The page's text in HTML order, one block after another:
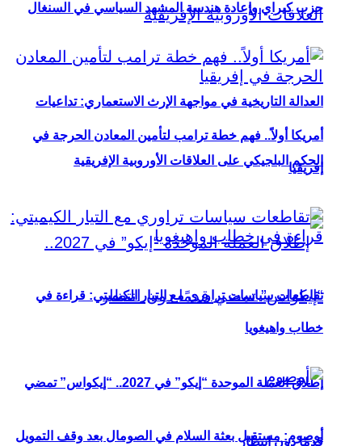
العدالة التاريخية في مواجهة الإرث الاستعماري: تداعيات
الحكم البلجيكي على العلاقات الأوروبية الإفريقية
إطلاق العملة الموحدة “إيكو” في 2027.. “إيكواس” تمضي
قدمًا دون انتظار
حزب كيراي وإعادة هندسة المشهد السياسي في السنغال
أمريكا أولاً.. فهم خطة ترامب لتأمين المعادن الحرجة في
إفريقيا
تقاطعات سياسات تراوري مع التيار الكيميتي: قراءة في
خطاب واهيغويا
أوصوم: مستقبل بعثة السلام في الصومال بعد وقف التمويل